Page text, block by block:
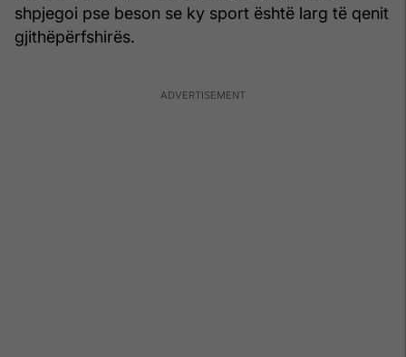
shpjegoi pse beson se ky sport është larg të qenit
gjithëpërfshirës.